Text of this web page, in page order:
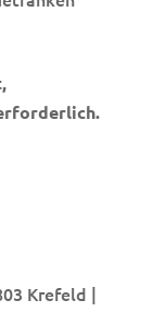
Krefeld |